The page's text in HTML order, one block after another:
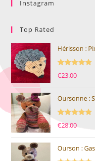
Instagram
Top Rated
Hérisson :
€23.00
Oursonne :
€28.00
Ourson :